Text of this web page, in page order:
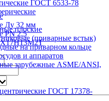
Ду 32 мм
PN 2,5
ГОСТ 6533-78
плоские
(приварные встык)
на приварном кольце
и аппаратов
зарубежные ASME/ANSI,
ГОСТ 17378-